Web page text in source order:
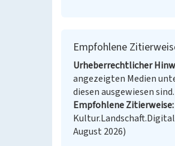
Empfohlene
Urheberrechtlicher
angezeigten Medien
diesen ausgewiesen sind.
Empfohlene Zitierweise
August 2026)